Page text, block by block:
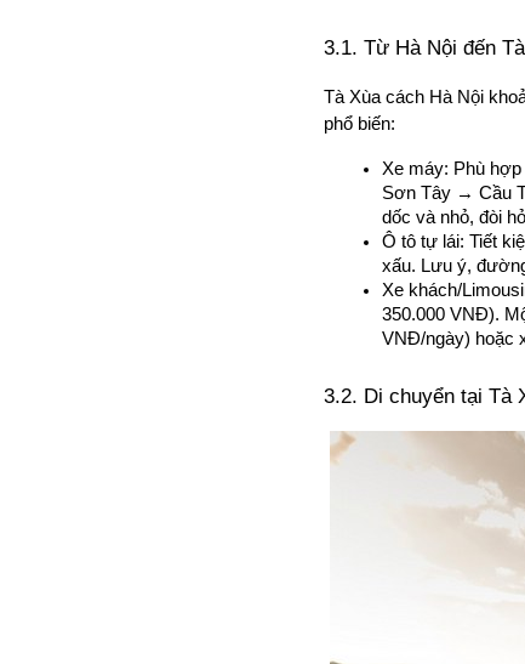
3.1. Từ Hà Nội đến
Tà Xùa cách Hà Nội
phổ biến:
Xe máy: Phù
Sơn Tây → Cầu
dốc và nhỏ, đòi
Ô tô tự lái: Tiết
xấu. Lưu ý,
Xe khách/
350.000 VNĐ).
VNĐ/ngày) hoặc
3.2. Di chuyển tại Tà